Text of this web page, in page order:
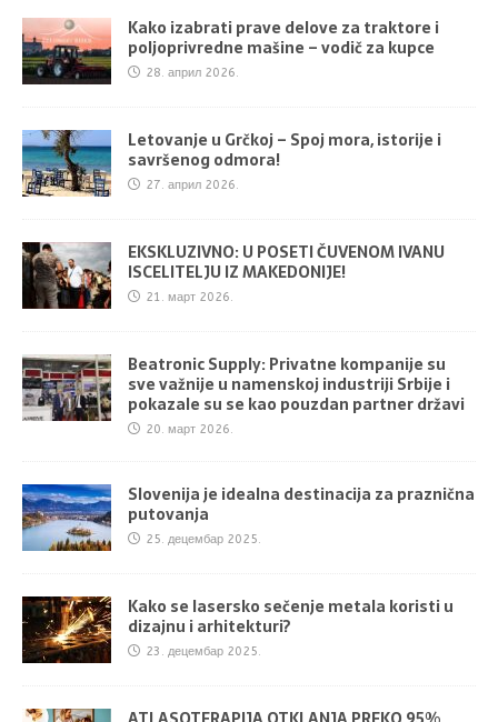
Kako izabrati prave delove za traktore i
poljoprivredne mašine – vodič za kupce
28. април 2026.
Letovanje u Grčkoj – Spoj mora, istorije i
savršenog odmora!
27. април 2026.
EKSKLUZIVNO: U POSETI ČUVENOM IVANU
ISCELITELJU IZ MAKEDONIJE!
21. март 2026.
Beatronic Supply: Privatne kompanije su
sve važnije u namenskoj industriji Srbije i
pokazale su se kao pouzdan partner državi
20. март 2026.
Slovenija je idealna destinacija za praznična
putovanja
25. децембар 2025.
Kako se lasersko sečenje metala koristi u
dizajnu i arhitekturi?
23. децембар 2025.